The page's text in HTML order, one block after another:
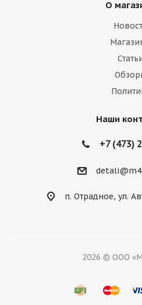
О
Наши
+7 (473)
п. Отрадное, ул.
2026 © ООО